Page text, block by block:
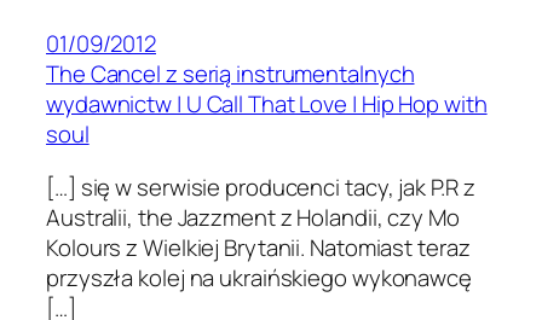
01/09/2012
The Cancel z serią instrumentalnych
wydawnictw | U Call That Love | Hip Hop with
soul
[…] się w ser­wisie pro­du­cenci tacy, jak P.R z
Aus­tralii, the Jazz­ment z Holandii, czy Mo
Kolours z Wielkiej Bry­tanii. Nato­mi­ast teraz
przyszła kolej na ukraińskiego wykon­awcę
[…]